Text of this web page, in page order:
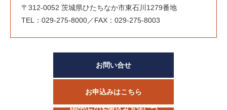
〒312-0052 茨城県ひたちなか市東石川1279番地
TEL：029-275-8000／FAX：029-275-8003
お問い合せ
お申込みはこちら